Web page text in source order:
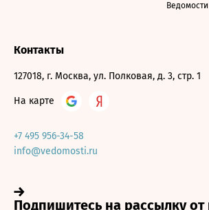
Контакты
127018, г. Москва, ул. Полковая, д. 3, стр. 1
На карте
+7 495 956-34-58
info@vedomosti.ru